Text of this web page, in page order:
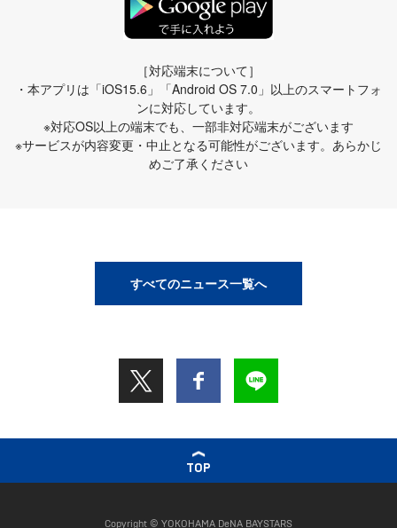
［対応端末について］
・本アプリは「iOS15.6」「Android OS 7.0」以上のスマートフォ
ンに対応しています。
※対応OS以上の端末でも、一部非対応端末がございます
※サービスが内容変更・中止となる可能性がございます。あらかじ
めご了承ください
すべてのニュース一覧へ
TOP
Copyright © YOKOHAMA DeNA BAYSTARS